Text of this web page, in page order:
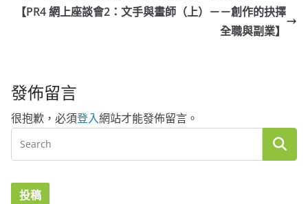
【PR4 網上座談會2：文手與畫師（上）－－創作的抉擇
全職與副業】
發佈留言
很抱歉，必須登入網站才能發佈留言。
投稿